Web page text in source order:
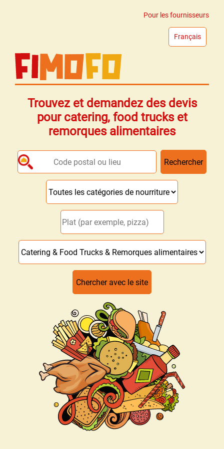
Pour les fournisseurs
Français
Trouvez et demandez des devis
pour catering, food trucks et
remorques alimentaires
Chercher avec le site